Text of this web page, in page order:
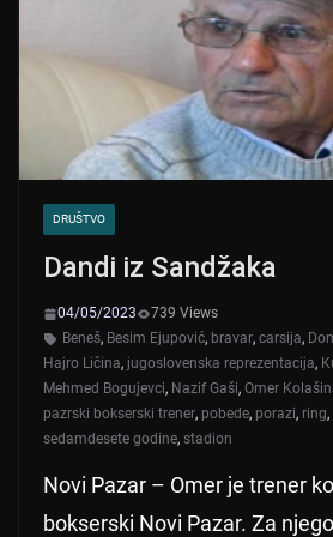
o
k
DRUŠTVO
Dandi iz Sandžaka
04/05/2023
739 Views
Beneš, Besim Ejupović, bravar, carsija,
Hajro Ličina, jugoslovenska reprezentacija,
Mehmed Bogujevci, Nazif Gaši, Omer
pazrski bokserski trener, pobede, porazi, ring,
sedamdesete godine, stadion
Novi Pazar – Omer je trener
bokserski Novi Pazar. Za